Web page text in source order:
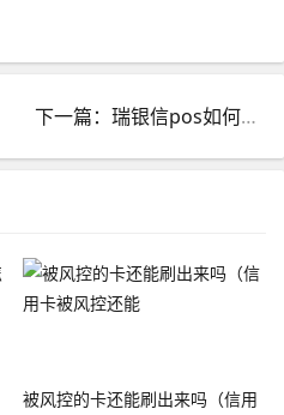
下一篇：瑞银信pos如何注销_瑞银信pos是不是停了
被风控的卡还能刷出来吗（信用